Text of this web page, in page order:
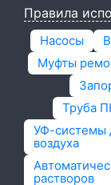
Правила
Насосы
Муфты
Труба
УФ-системы
воздуха
растворов